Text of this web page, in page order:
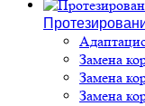
Замена
Замена
Замена